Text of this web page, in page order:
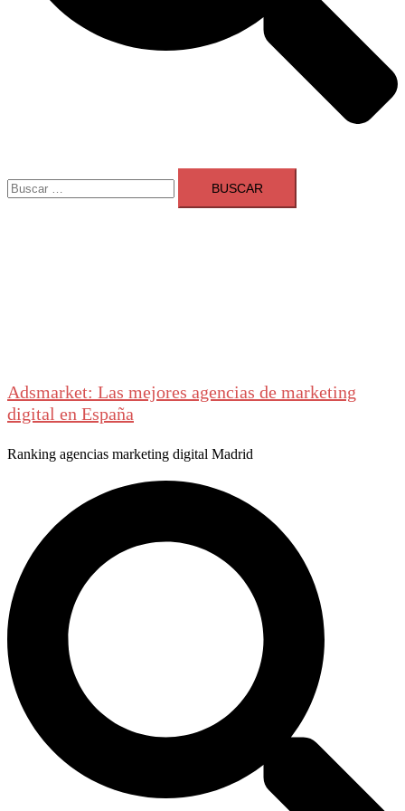
Buscar:
Adsmarket: Las mejores agencias de marketing
digital en España
Ranking agencias marketing digital Madrid